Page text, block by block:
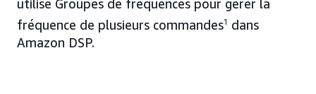
utilisé Groupes de fréquences pour gérer la
fréquence de plusieurs commandes1
dans
Amazon DSP.